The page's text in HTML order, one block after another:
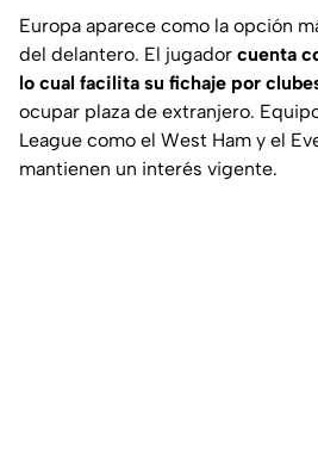
Europa aparece como la opción
del delantero. El jugador cuenta
lo cual facilita su fichaje por
ocupar plaza de extranjero.
League como el West Ham y el
mantienen un interés vigente.